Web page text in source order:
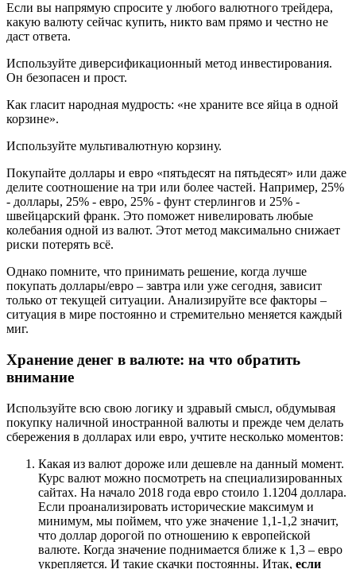
Если вы напрямую спросите у любого валютного трейдера,
какую валюту сейчас купить, никто вам прямо и честно не
даст ответа.
Используйте диверсификационный метод инвестирования.
Он безопасен и прост.
Как гласит народная мудрость: «не храните все яйца в одной
корзине».
Используйте мультивалютную корзину.
Покупайте доллары и евро «пятьдесят на пятьдесят» или даже
делите соотношение на три или более частей. Например, 25%
- доллары, 25% - евро, 25% - фунт стерлингов и 25% -
швейцарский франк. Это поможет нивелировать любые
колебания одной из валют. Этот метод максимально снижает
риски потерять всё.
Однако помните, что принимать решение, когда лучше
покупать доллары/евро – завтра или уже сегодня, зависит
только от текущей ситуации. Анализируйте все факторы –
ситуация в мире постоянно и стремительно меняется каждый
миг.
Хранение денег в валюте: на что обратить
внимание
Используйте всю свою логику и здравый смысл, обдумывая
покупку наличной иностранной валюты и прежде чем делать
сбережения в долларах или евро, учтите несколько моментов:
Какая из валют дороже или дешевле на данный момент.
Курс валют можно посмотреть на специализированных
сайтах. На начало 2018 года евро стоило 1.1204 доллара.
Если проанализировать исторические максимум и
минимум, мы поймем, что уже значение 1,1-1,2 значит,
что доллар дорогой по отношению к европейской
валюте. Когда значение поднимается ближе к 1,3 – евро
укрепляется. И такие скачки постоянны. Итак, если